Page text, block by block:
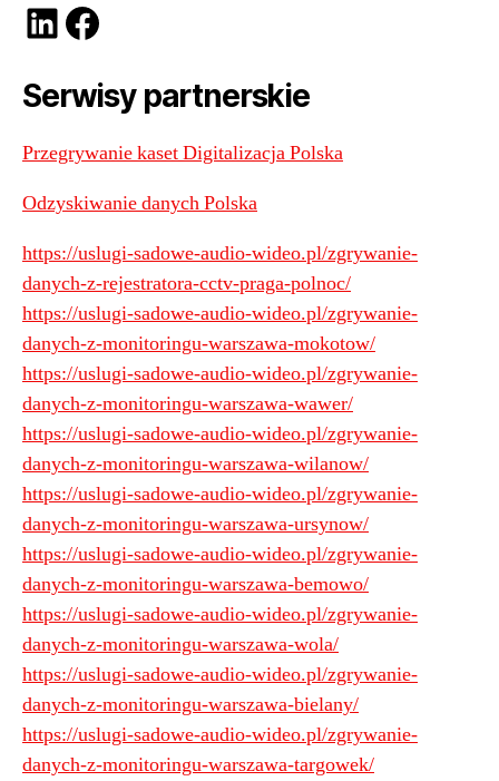
LinkedIn
Facebook
Serwisy partnerskie
Przegrywanie kaset Digitalizacja Polska
Odzyskiwanie danych Polska
https://uslugi-sadowe-audio-wideo.pl/zgrywanie-
danych-z-rejestratora-cctv-praga-polnoc/
https://uslugi-sadowe-audio-wideo.pl/zgrywanie-
danych-z-monitoringu-warszawa-mokotow/
https://uslugi-sadowe-audio-wideo.pl/zgrywanie-
danych-z-monitoringu-warszawa-wawer/
https://uslugi-sadowe-audio-wideo.pl/zgrywanie-
danych-z-monitoringu-warszawa-wilanow/
https://uslugi-sadowe-audio-wideo.pl/zgrywanie-
danych-z-monitoringu-warszawa-ursynow/
https://uslugi-sadowe-audio-wideo.pl/zgrywanie-
danych-z-monitoringu-warszawa-bemowo/
https://uslugi-sadowe-audio-wideo.pl/zgrywanie-
danych-z-monitoringu-warszawa-wola/
https://uslugi-sadowe-audio-wideo.pl/zgrywanie-
danych-z-monitoringu-warszawa-bielany/
https://uslugi-sadowe-audio-wideo.pl/zgrywanie-
danych-z-monitoringu-warszawa-targowek/